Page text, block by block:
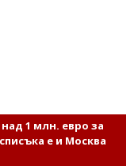
1 млн. евро за
е и Москва